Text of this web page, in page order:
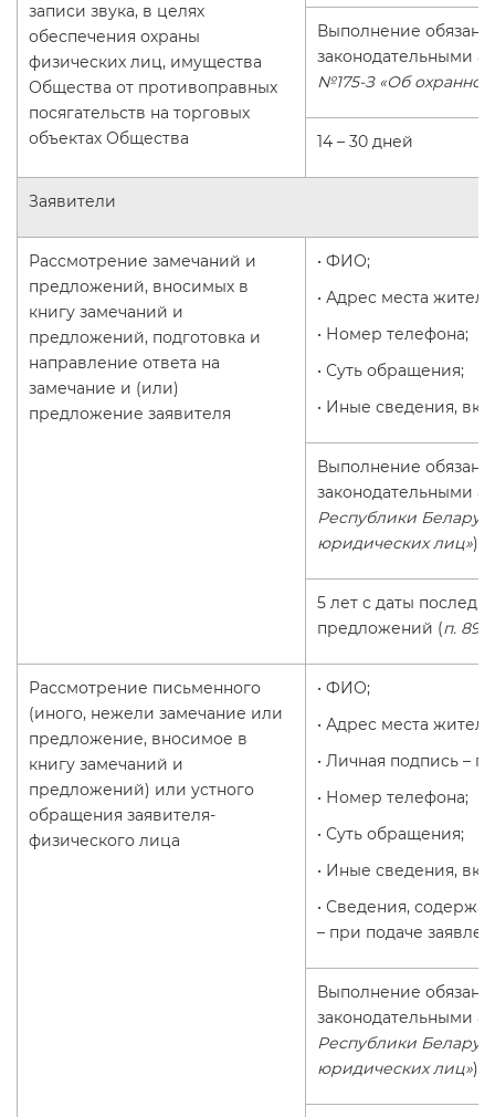
записи звука, в целях
обеспечения охраны
физических лиц, имущества
Общества от противоправных
посягательств на торговых
объектах Общества
Выполнение
законодательными
№175-З «Об
14 – 30 дней
Заявители
Рассмотрение замечаний и
предложений, вносимых в
книгу замечаний и
предложений, подготовка и
направление ответа на
замечание и (или)
предложение заявителя
• ФИО;
• Адрес места
• Номер телефона;
• Суть обращения;
• Иные сведения,
Выполнение
законодательными
Республики
юридических лиц»)
5 лет с даты
предложений (п. 89,
Рассмотрение письменного
(иного, нежели замечание или
предложение, вносимое в
книгу замечаний и
предложений) или устного
обращения заявителя-
физического лица
• ФИО;
• Адрес места
• Личная подпись –
• Номер телефона;
• Суть обращения;
• Иные сведения,
• Сведения,
– при подаче
Выполнение
законодательными
Республики
юридических лиц»)